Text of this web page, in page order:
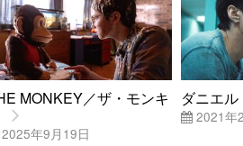
MONKEY／ザ・モンキ
年9月19日
ダニエル
2021年